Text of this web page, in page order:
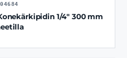
1/4" 300 mm